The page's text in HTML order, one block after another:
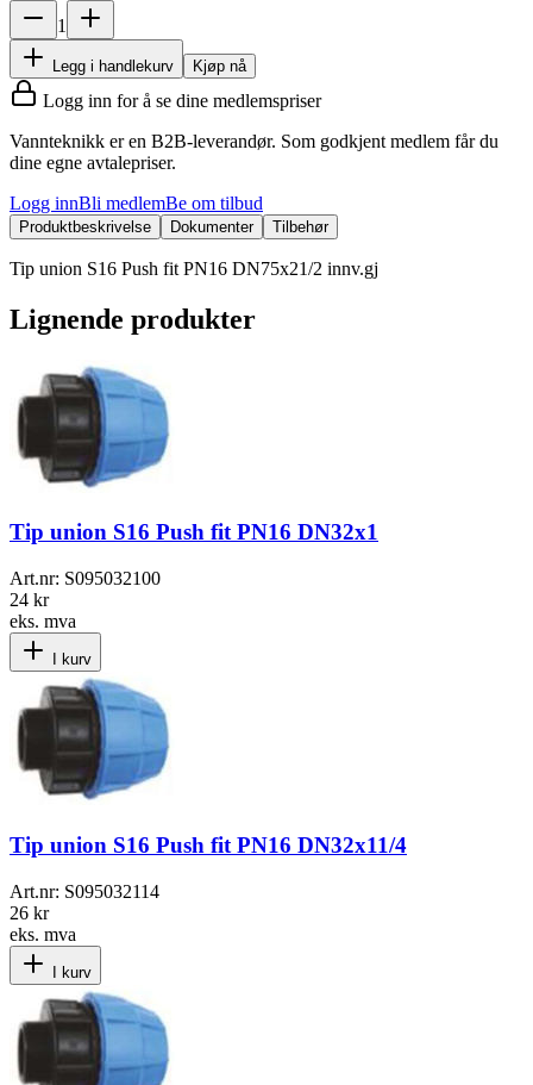
1
Legg i handlekurv Kjøp nå
Logg inn for å se dine medlemspriser
Vannteknikk er en B2B-leverandør. Som godkjent medlem får du
dine egne avtalepriser.
Logg innBli medlemBe om tilbud
Produktbeskrivelse Dokumenter Tilbehør
Tip union S16 Push fit PN16 DN75x21/2 innv.gj
Lignende produkter
Tip union S16 Push fit PN16 DN32x1
Art.nr: S095032100
24 kr
eks. mva
I kurv
Tip union S16 Push fit PN16 DN32x11/4
Art.nr: S095032114
26 kr
eks. mva
I kurv